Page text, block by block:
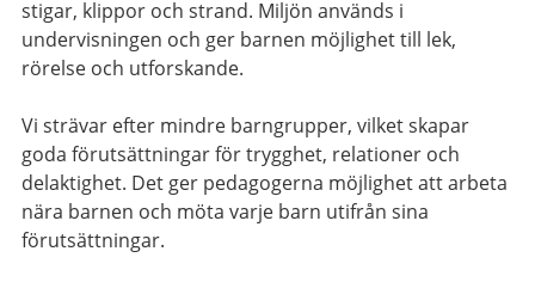
stigar, klippor och strand. Miljön används i
undervisningen och ger barnen möjlighet till lek,
rörelse och utforskande.
Vi strävar efter mindre barngrupper, vilket skapar
goda förutsättningar för trygghet, relationer och
delaktighet. Det ger pedagogerna möjlighet att arbeta
nära barnen och möta varje barn utifrån sina
förutsättningar.